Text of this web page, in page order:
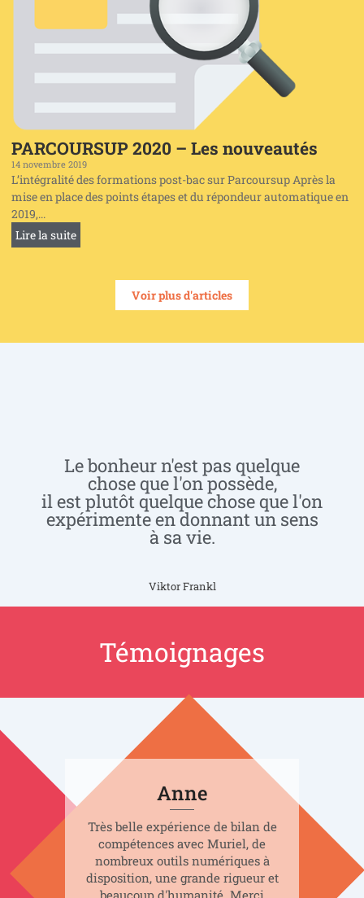
PARCOURSUP 2020 – Les nouveautés
14 novembre 2019
L’intégralité des formations post-bac sur Parcoursup Après la
mise en place des points étapes et du répondeur automatique en
2019,...
Lire la suite
Voir plus d'articles
Le bonheur n'est pas quelque
chose que l'on possède,
il est plutôt quelque chose que l'on
expérimente en donnant un sens
à sa vie.
Viktor Frankl
Témoignages
Anne
Très belle expérience de bilan de
compétences avec Muriel, de
nombreux outils numériques à
disposition, une grande rigueur et